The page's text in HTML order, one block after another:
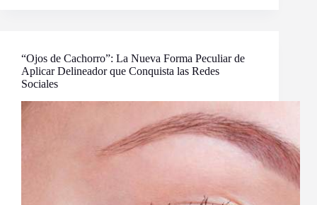
“Ojos de Cachorro”: La Nueva Forma Peculiar de
Aplicar Delineador que Conquista las Redes
Sociales